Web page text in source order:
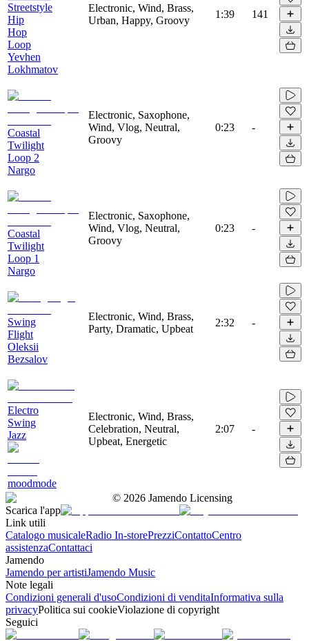
Streetstyle
Hip
Hop
Loop
Yevhen
Lokhmatov
Electronic, Wind, Brass,
Urban, Happy, Groovy
1:39 141
Coastal
Twilight
Loop 2
Nargo
Electronic, Saxophone,
Wind, Vlog, Neutral,
Groovy
0:23 -
Coastal
Twilight
Loop 1
Nargo
Electronic, Saxophone,
Wind, Vlog, Neutral,
Groovy
0:23 -
Swing
Flight
Oleksii
Bezsalov
Electronic, Wind, Brass,
Party, Dramatic, Upbeat
2:32 -
Electro
Swing
Jazz
moodmode
Electronic, Wind, Brass,
Celebration, Neutral,
Upbeat, Energetic
2:07 -
© 2026 Jamendo Licensing
Scarica l'app
Link utili
Catalogo musicaleRadio In-storePrezziContattoCentro
assistenzaContattaci
Jamendo
Jamendo per artistiJamendo Music
Note legali
Condizioni generali d'usoCondizioni di venditaInformativa sulla
privacyPolitica sui cookieViolazione di copyright
Seguici